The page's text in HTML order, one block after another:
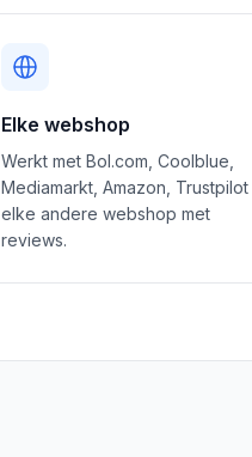
Elke webshop
Werkt met Bol.com, Coolblue,
Mediamarkt, Amazon, Trustpilot
elke andere webshop met
reviews.